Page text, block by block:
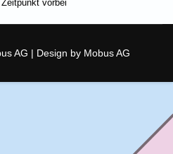
vorbei
AG | Design by Mobus AG